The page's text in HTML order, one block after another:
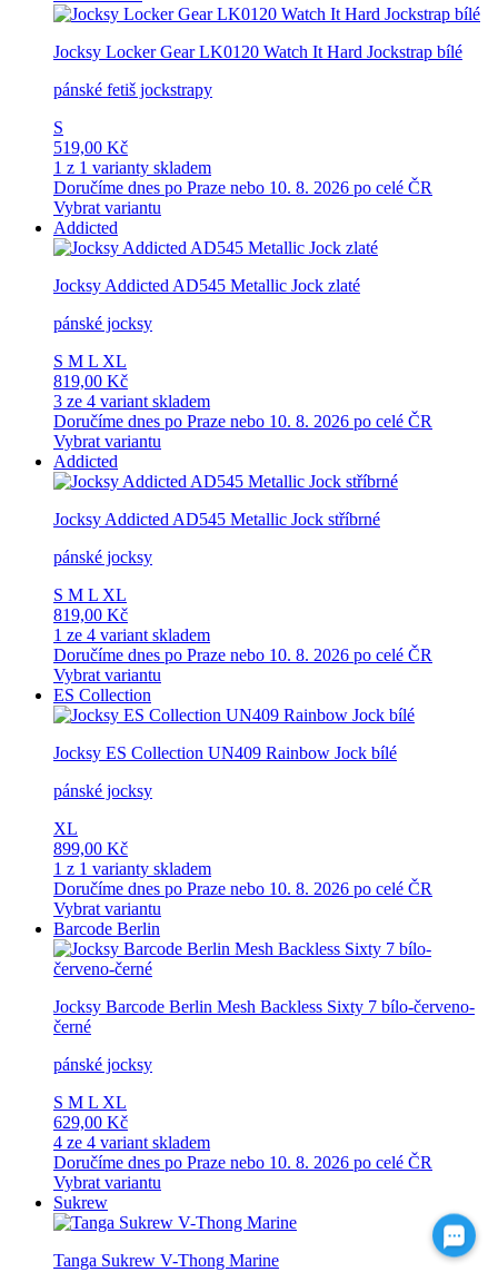
Jocksy Locker Gear LK0120 Watch It Hard Jockstrap bílé
pánské fetiš jockstrapy
S
519,00 Kč
1 z 1 varianty skladem
Doručíme dnes po Praze nebo 10. 8. 2026 po celé ČR
Vybrat variantu
Addicted
Jocksy Addicted AD545 Metallic Jock zlaté
pánské jocksy
S M L XL
819,00 Kč
3 ze 4 variant skladem
Doručíme dnes po Praze nebo 10. 8. 2026 po celé ČR
Vybrat variantu
Addicted
Jocksy Addicted AD545 Metallic Jock stříbrné
pánské jocksy
S M L XL
819,00 Kč
1 ze 4 variant skladem
Doručíme dnes po Praze nebo 10. 8. 2026 po celé ČR
Vybrat variantu
ES Collection
Jocksy ES Collection UN409 Rainbow Jock bílé
pánské jocksy
XL
899,00 Kč
1 z 1 varianty skladem
Doručíme dnes po Praze nebo 10. 8. 2026 po celé ČR
Vybrat variantu
Barcode Berlin
Jocksy Barcode Berlin Mesh Backless Sixty 7 bílo-červeno-
černé
pánské jocksy
S M L XL
629,00 Kč
4 ze 4 variant skladem
Doručíme dnes po Praze nebo 10. 8. 2026 po celé ČR
Vybrat variantu
Sukrew
Tanga Sukrew V-Thong Marine